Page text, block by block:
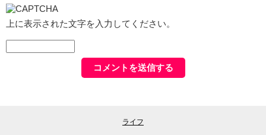
上に表示された文字を入力してください。
ライフ